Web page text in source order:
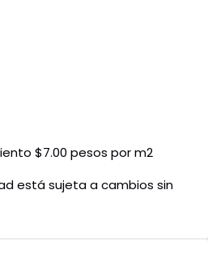
$7.00 pesos por m2
está sujeta a cambios sin